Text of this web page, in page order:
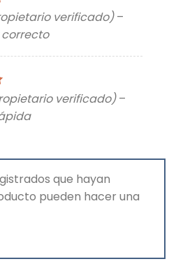
verificado) –
correcto
verificado) –
que hayan
pueden hacer una